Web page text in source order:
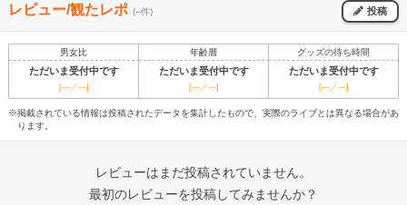
レビュー/観たレポ (--件) 投稿
男女比 年齢層 グッズの待ち時間
ただいま受付中です ただいま受付中です ただいま受付中です
[---／---] [---／---] [---／---]
※掲載されている情報は投稿されたデータを集計したもので、実際のライブとは異なる場合があ
ります。
レビューはまだ投稿されていません。
最初のレビューを投稿してみませんか？